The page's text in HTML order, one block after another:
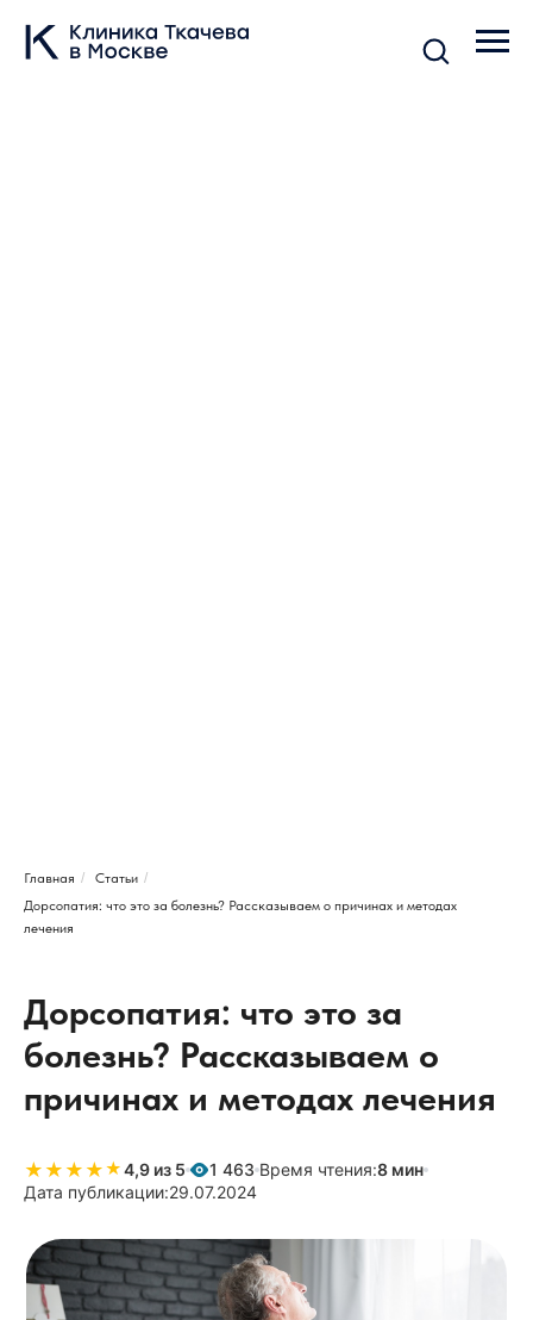
Главная / Статьи /
Дорсопатия: что это за болезнь? Рассказываем о причинах и методах
лечения
Дорсопатия: что это за
болезнь? Рассказываем о
причинах и методах лечения
★ ★ ★ ★★
★4,9 из 5 1 463 Время чтения:8 мин
Дата публикации:29.07.2024